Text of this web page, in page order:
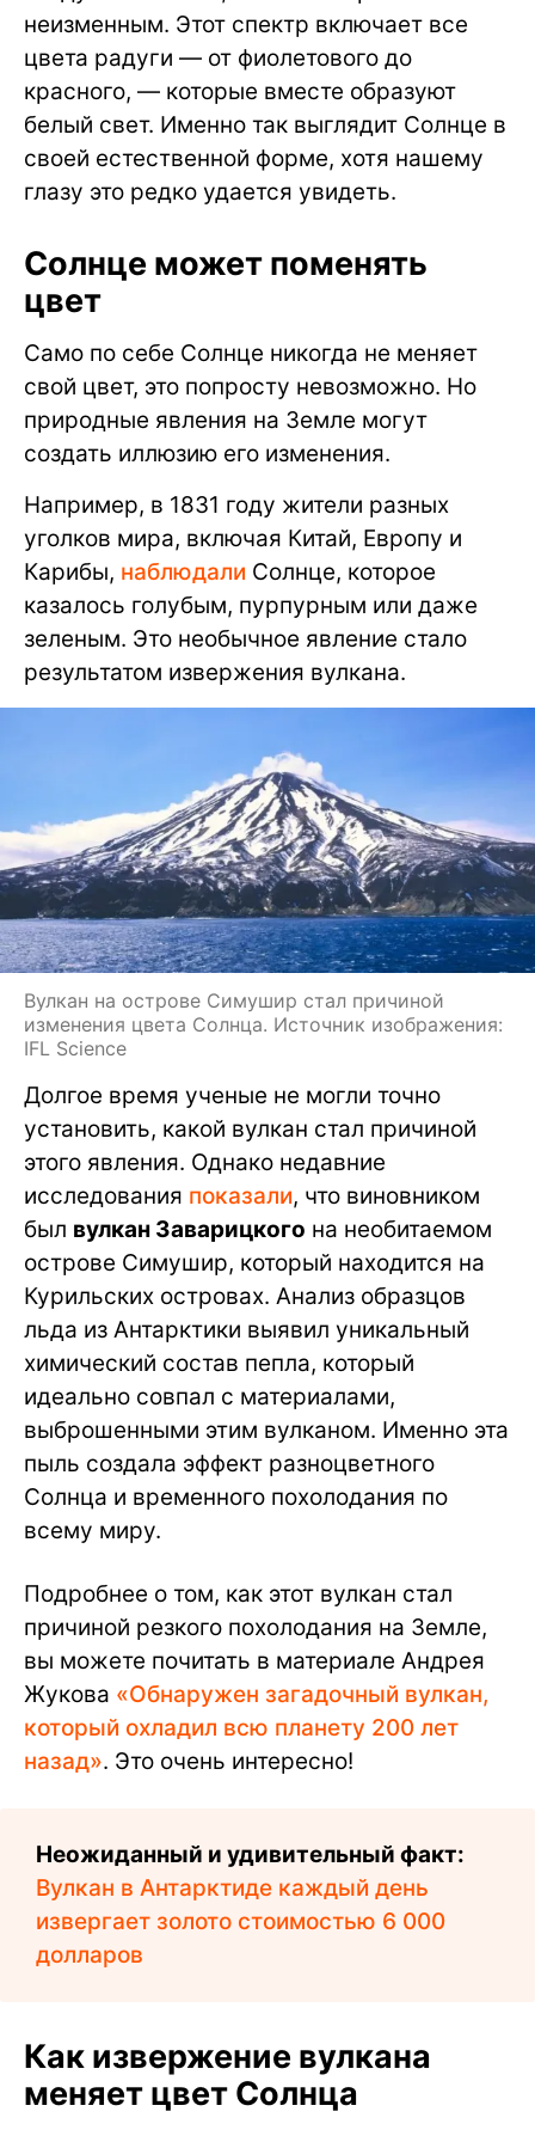
неизменным. Этот спектр включает все
цвета радуги — от фиолетового до
красного, — которые вместе образуют
белый свет. Именно так выглядит Солнце в
своей естественной форме, хотя нашему
глазу это редко удается увидеть.
Солнце может поменять
цвет
Само по себе Солнце никогда не меняет
свой цвет, это попросту невозможно. Но
природные явления на Земле могут
создать иллюзию его изменения.
Например, в 1831 году жители разных
уголков мира, включая Китай, Европу и
Карибы, наблюдали Солнце, которое
казалось голубым, пурпурным или даже
зеленым. Это необычное явление стало
результатом извержения вулкана.
Вулкан на острове Симушир стал причиной
изменения цвета Солнца. Источник изображения:
IFL Science
Долгое время ученые не могли точно
установить, какой вулкан стал причиной
этого явления. Однако недавние
исследования показали, что виновником
был вулкан Заварицкого на необитаемом
острове Симушир, который находится на
Курильских островах. Анализ образцов
льда из Антарктики выявил уникальный
химический состав пепла, который
идеально совпал с материалами,
выброшенными этим вулканом. Именно эта
пыль создала эффект разноцветного
Солнца и временного похолодания по
всему миру.
Подробнее о том, как этот вулкан стал
причиной резкого похолодания на Земле,
вы можете почитать в материале Андрея
Жукова «Обнаружен загадочный вулкан,
который охладил всю планету 200 лет
назад». Это очень интересно!
Неожиданный и удивительный факт:
Вулкан в Антарктиде каждый день
извергает золото стоимостью 6 000
долларов
Как извержение вулкана
меняет цвет Солнца